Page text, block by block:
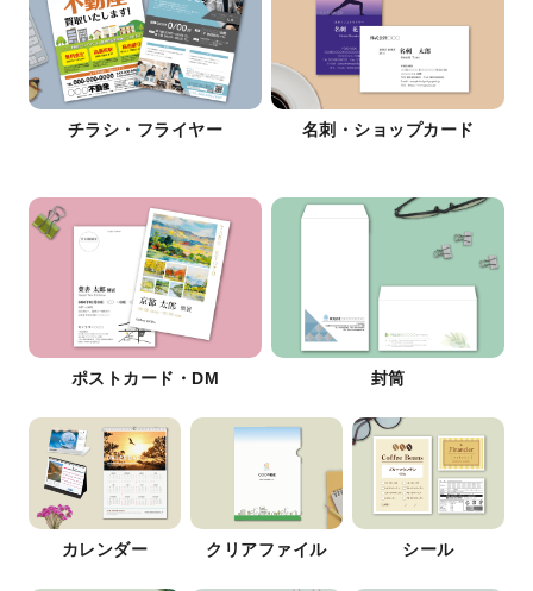
チラシ・フライヤー 名刺・ショップカード
ポストカード・DM 封筒
カレンダー クリアファイル シール